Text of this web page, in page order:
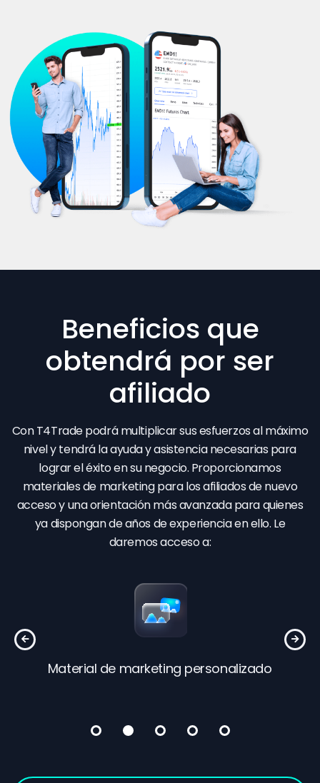
Beneficios que
obtendrá por ser
afiliado
Con T4Trade podrá multiplicar sus esfuerzos al máximo
nivel y tendrá la ayuda y asistencia necesarias para
lograr el éxito en su negocio. Proporcionamos
materiales de marketing para los afiliados de nuevo
acceso y una orientación más avanzada para quienes
ya dispongan de años de experiencia en ello. Le
daremos acceso a:
Material de marketing personalizado